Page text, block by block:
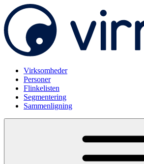
Virksomheder
Personer
Flinkelisten
Segmentering
Sammenligning